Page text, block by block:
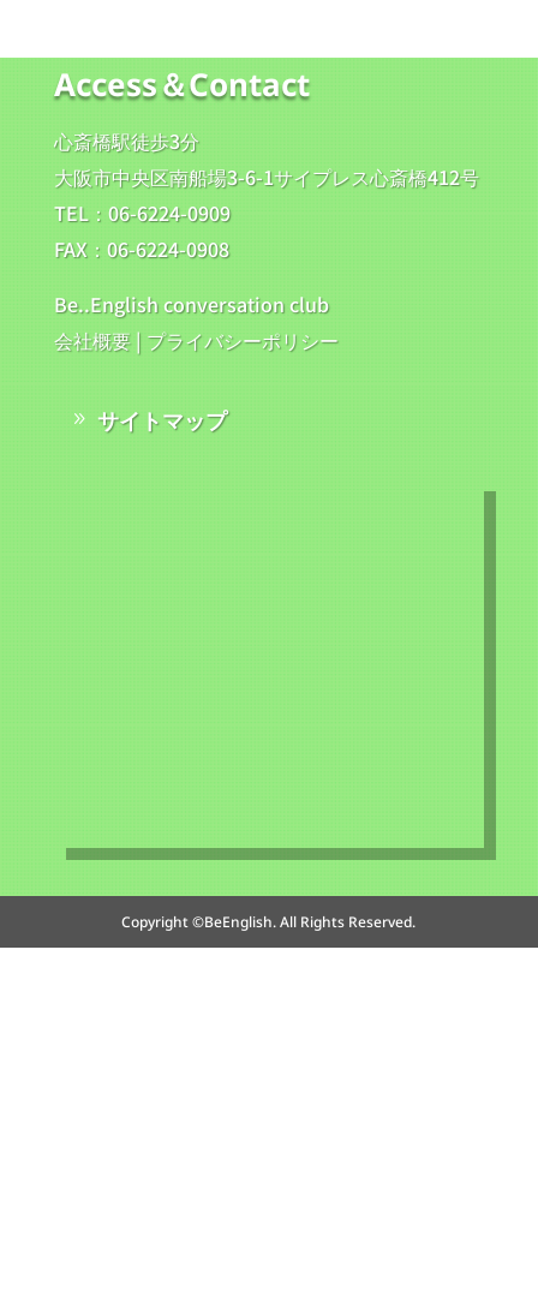
Be..Englishでは、初心者から上級者まで、目的に
合わせたレッスンを行っています。
リを目指している方も大歓迎！
体験レッスンも受付中です。まずはお気軽にご連
絡ください！
Access＆Contact
心斎橋駅徒歩3分
大阪市中央区南船場3-6-1サイプレス心斎橋412号
TEL：06-6224-0909
FAX：06-6224-0908
Be..English conversation club
会社概要| プライバシーポリシー
サイトマップ
Copyright ©BeEnglish. All Rights Reserved.